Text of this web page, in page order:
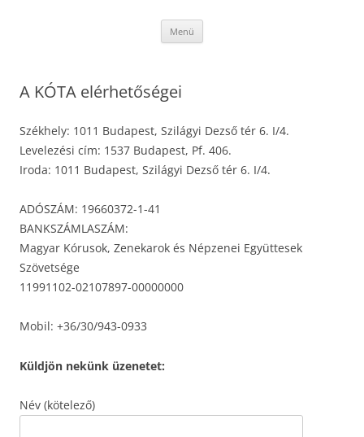
Menü
A KÓTA elérhetőségei
Székhely: 1011 Budapest, Szilágyi Dezső tér 6. I/4.
Levelezési cím: 1537 Budapest, Pf. 406.
Iroda: 1011 Budapest, Szilágyi Dezső tér 6. I/4.
ADÓSZÁM: 19660372-1-41
BANKSZÁMLASZÁM:
Magyar Kórusok, Zenekarok és Népzenei Együttesek
Szövetsége
11991102-02107897-00000000
Mobil: +36/30/943-0933
Küldjön nekünk üzenetet:
Név (kötelező)